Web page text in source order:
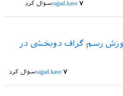
سوال کردsajjad.kave ۷
رسم گراف دوبخشی در
سوال کردsajjad.kave ۷